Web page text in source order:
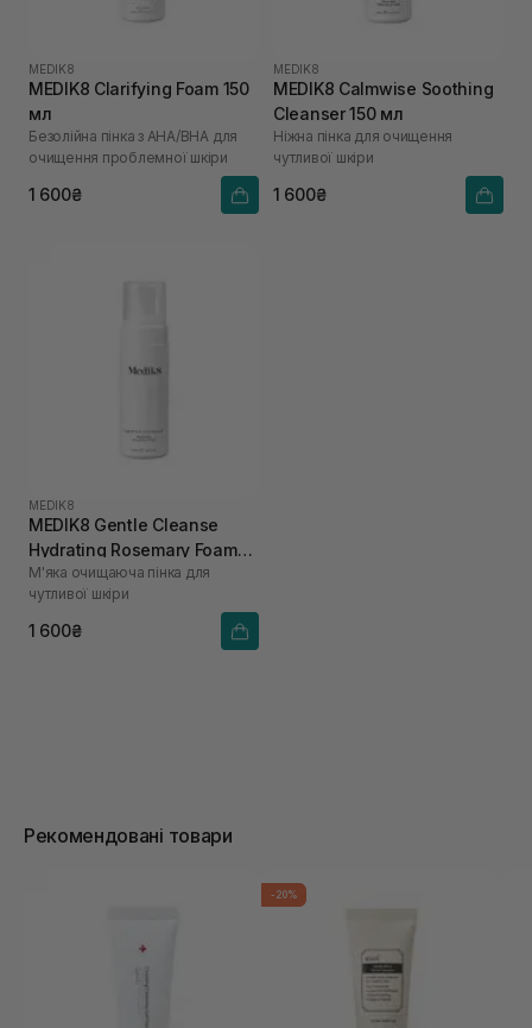
MEDIK8
MEDIK8 Clarifying Foam 150
мл
Безолійна пінка з АНА/ВНА для
очищення проблемної шкіри
1 600₴
MEDIK8
MEDIK8 Calmwise Soothing
Cleanser 150 мл
Ніжна пінка для очищення
чутливої шкіри
1 600₴
MEDIK8
MEDIK8 Gentle Cleanse
Hydrating Rosemary Foam
150 мл
М'яка очищаюча пінка для
чутливої ​​шкіри
1 600₴
Рекомендовані товари
-20%